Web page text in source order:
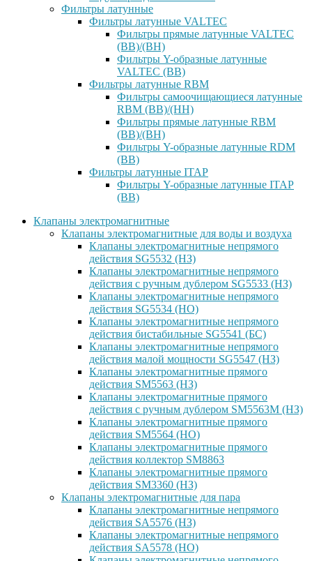
Фильтры латунные
Фильтры латунные VALTEC
Фильтры прямые латунные VALTEC
(ВВ)/(ВН)
Фильтры Y-образные латунные
VALTEC (ВВ)
Фильтры латунные RBM
Фильтры самоочищающиеся латунные
RBM (ВВ)/(НН)
Фильтры прямые латунные RBM
(ВВ)/(ВН)
Фильтры Y-образные латунные RDM
(ВВ)
Фильтры латунные ITAP
Фильтры Y-образные латунные ITAP
(ВВ)
Клапаны электромагнитные
Клапаны электромагнитные для воды и воздуха
Клапаны электромагнитные непрямого
действия SG5532 (НЗ)
Клапаны электромагнитные непрямого
действия с ручным дублером SG5533 (НЗ)
Клапаны электромагнитные непрямого
действия SG5534 (НО)
Клапаны электромагнитные непрямого
действия бистабильные SG5541 (БС)
Клапаны электромагнитные непрямого
действия малой мощности SG5547 (НЗ)
Клапаны электромагнитные прямого
действия SM5563 (НЗ)
Клапаны электромагнитные прямого
действия с ручным дублером SM5563M (НЗ)
Клапаны электромагнитные прямого
действия SM5564 (НО)
Клапаны электромагнитные прямого
дейcтвия коллектор SM8863
Клапаны электромагнитные прямого
действия SM3360 (НЗ)
Клапаны электромагнитные для пара
Клапаны электромагнитные непрямого
действия SA5576 (НЗ)
Клапаны электромагнитные непрямого
действия SA5578 (НО)